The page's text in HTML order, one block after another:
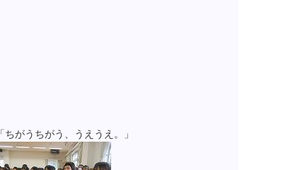
がうちがう、うえうえ。」